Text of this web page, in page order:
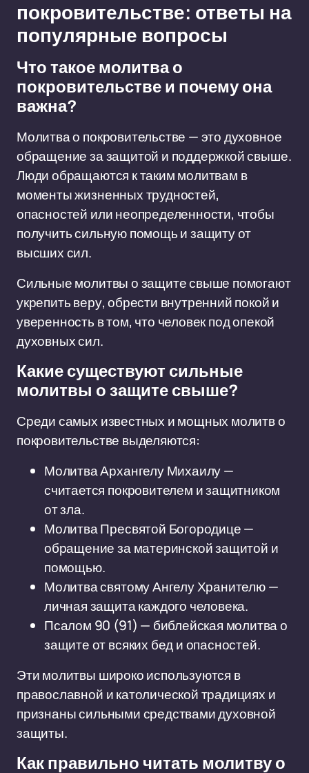
покровительстве: ответы на
популярные вопросы
Что такое молитва о
покровительстве и почему она
важна?
Молитва о покровительстве — это духовное
обращение за защитой и поддержкой свыше.
Люди обращаются к таким молитвам в
моменты жизненных трудностей,
опасностей или неопределенности, чтобы
получить сильную помощь и защиту от
высших сил.
Сильные молитвы о защите свыше помогают
укрепить веру, обрести внутренний покой и
уверенность в том, что человек под опекой
духовных сил.
Какие существуют сильные
молитвы о защите свыше?
Среди самых известных и мощных молитв о
покровительстве выделяются:
Молитва Архангелу Михаилу —
считается покровителем и защитником
от зла.
Молитва Пресвятой Богородице —
обращение за материнской защитой и
помощью.
Молитва святому Ангелу Хранителю —
личная защита каждого человека.
Псалом 90 (91) — библейская молитва о
защите от всяких бед и опасностей.
Эти молитвы широко используются в
православной и католической традициях и
признаны сильными средствами духовной
защиты.
Как правильно читать молитву о